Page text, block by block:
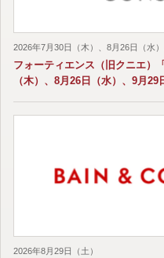
2026年7月30日（木）、8月26日（水
フォーティエンス（旧クニエ）
（木）、8月26日（水）、9月29
2026年8月29日（土）